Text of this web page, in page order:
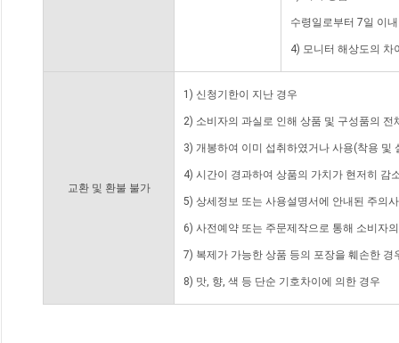
수령일로부터 7일 이
4) 모니터 해상도의 차
교환 및 환불 불가
1) 신청기한이 지난 경우
2) 소비자의 과실로 인해 상품 및 구성품의
3) 개봉하여 이미 섭취하였거나 사용(착용 및
4) 시간이 경과하여 상품의 가치가 현저히 감
5) 상세정보 또는 사용설명서에 안내된 주의
6) 사전예약 또는 주문제작으로 통해 소비자
7) 복제가 가능한 상품 등의 포장을 훼손한 경
8) 맛, 향, 색 등 단순 기호차이에 의한 경우